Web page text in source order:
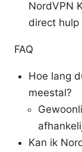
NordVPN
direct hulp
FAQ
Hoe lang
meestal?
Kan ik